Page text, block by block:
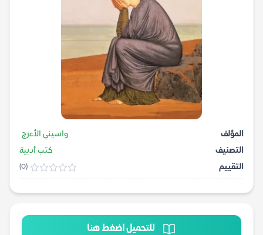
المؤلف
واسيني الأعرج
التصنيف
كتب أدبية
التقييم
(0)
للتحميل اضغط هنا